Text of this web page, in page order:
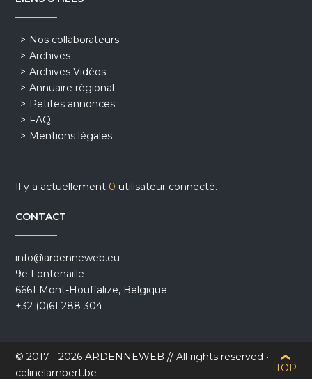
Nos collaborateurs
Archives
Archives Vidéos
Annuaire régional
Petites annonces
FAQ
Mentions légales
Il y a actuellement 0 utilisateur connecté.
CONTACT
info@ardenneweb.eu
9e Fontenaille
6661 Mont-Houffalize, Belgique
+32 (0)61 288 304
© 2017 - 2026 ARDENNEWEB // All rights reserved •
celinelambert.be
TOP